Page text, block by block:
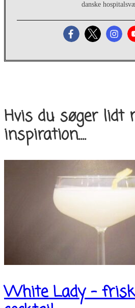
danske
Hvis du søger lidt
inspiration....
White Lady –